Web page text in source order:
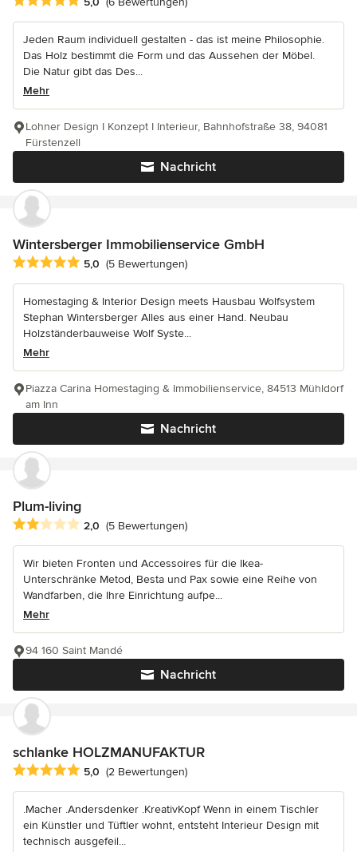
Jeden Raum individuell gestalten - das ist meine Philosophie.
Das Holz bestimmt die Form und das Aussehen der Möbel.
Die Natur gibt das Des...
Mehr
Nachricht
Lohner Design I Konzept I Interieur, Bahnhofstraße 38, 94081
Fürstenzell
Wintersberger Immobilienservice GmbH
Durchschnittliche Bewertung: 5 von 5 Sternen
5,0 (5 Bewertungen)
Homestaging & Interior Design meets Hausbau Wolfsystem
Stephan Wintersberger Alles aus einer Hand. Neubau
Holzständerbauweise Wolf Syste...
Mehr
Nachricht
Piazza Carina Homestaging & Immobilienservice, 84513 Mühldorf
am Inn
Plum-living
Durchschnittliche Bewertung: 2 von 5 Sternen
2,0 (5 Bewertungen)
Wir bieten Fronten und Accessoires für die Ikea-
Unterschränke Metod, Besta und Pax sowie eine Reihe von
Wandfarben, die Ihre Einrichtung aufpe...
Mehr
Nachricht
94 160 Saint Mandé
schlanke HOLZMANUFAKTUR
Durchschnittliche Bewertung: 5 von 5 Sternen
5,0 (2 Bewertungen)
.Macher .Andersdenker .KreativKopf Wenn in einem Tischler
ein Künstler und Tüftler wohnt, entsteht Interieur Design mit
technisch ausgefeil...